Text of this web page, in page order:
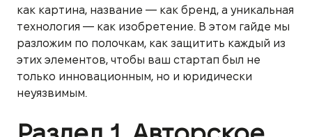
как картина, название — как бренд, а уникальная
технология — как изобретение. В этом гайде мы
разложим по полочкам, как защитить каждый из
этих элементов, чтобы ваш стартап был не
только инновационным, но и юридически
неуязвимым.